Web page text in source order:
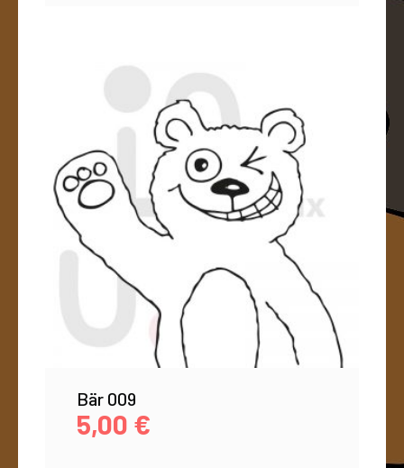
Bär 009
5,00 €